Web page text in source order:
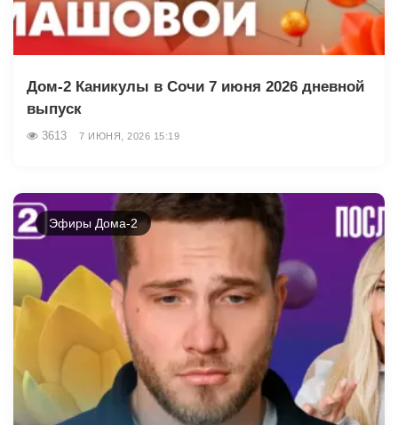
Дом-2 Каникулы в Сочи 7 июня 2026 дневной
выпуск
3613 7 ИЮНЯ, 2026 15:19
Эфиры Дома-2